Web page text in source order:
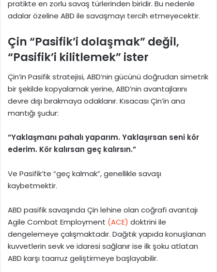
pratikte en zorlu savaş türlerinden biridir. Bu nedenle
adalar özeline ABD ile savaşmayı tercih etmeyecektir.
Çin “Pasifik’i dolaşmak” değil,
“Pasifik’i kilitlemek” ister
Çin’in Pasifik stratejisi, ABD’nin gücünü doğrudan simetrik
bir şekilde kopyalamak yerine, ABD’nin avantajlarını
devre dışı bırakmaya odaklanır. Kısacası Çin’in ana
mantığı şudur:
“Yaklaşmanı pahalı yaparım. Yaklaşırsan seni kör
ederim. Kör kalırsan geç kalırsın.”
Ve Pasifik’te “geç kalmak”, genellikle savaşı
kaybetmektir.
ABD pasifik savaşında Çin lehine olan coğrafi avantajı
Agile Combat Employment (ACE) doktrini ile
dengelemeye çalışmaktadır. Dağıtık yapıda konuşlanan
kuvvetlerin sevk ve idaresi sağlanır ise ilk şoku atlatan
ABD karşı taarruz geliştirmeye başlayabilir.